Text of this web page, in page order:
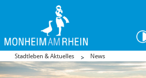
Stadtleben & Aktuelles News